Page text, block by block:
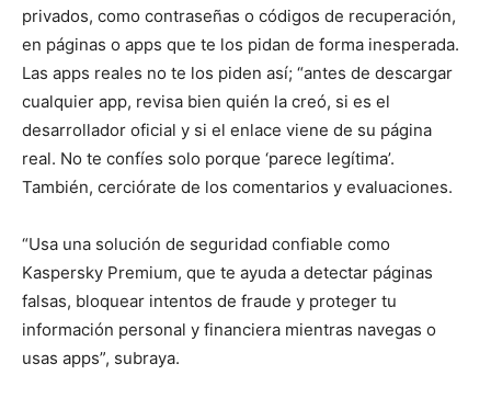
privados, como contraseñas o códigos de recuperación,
en páginas o apps que te los pidan de forma inesperada.
Las apps reales no te los piden así; “antes de descargar
cualquier app, revisa bien quién la creó, si es el
desarrollador oficial y si el enlace viene de su página
real. No te confíes solo porque ‘parece legítima’.
También, cerciórate de los comentarios y evaluaciones.
“Usa una solución de seguridad confiable como
Kaspersky Premium, que te ayuda a detectar páginas
falsas, bloquear intentos de fraude y proteger tu
información personal y financiera mientras navegas o
usas apps”, subraya.